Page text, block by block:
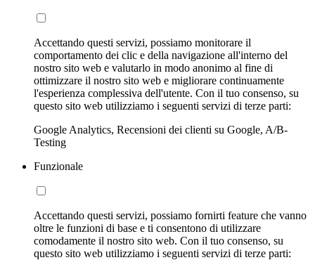
Accettando questi servizi, possiamo monitorare il
comportamento dei clic e della navigazione all'interno del
nostro sito web e valutarlo in modo anonimo al fine di
ottimizzare il nostro sito web e migliorare continuamente
l'esperienza complessiva dell'utente. Con il tuo consenso, su
questo sito web utilizziamo i seguenti servizi di terze parti:
Google Analytics, Recensioni dei clienti su Google, A/B-
Testing
Funzionale
Accettando questi servizi, possiamo fornirti feature che vanno
oltre le funzioni di base e ti consentono di utilizzare
comodamente il nostro sito web. Con il tuo consenso, su
questo sito web utilizziamo i seguenti servizi di terze parti: